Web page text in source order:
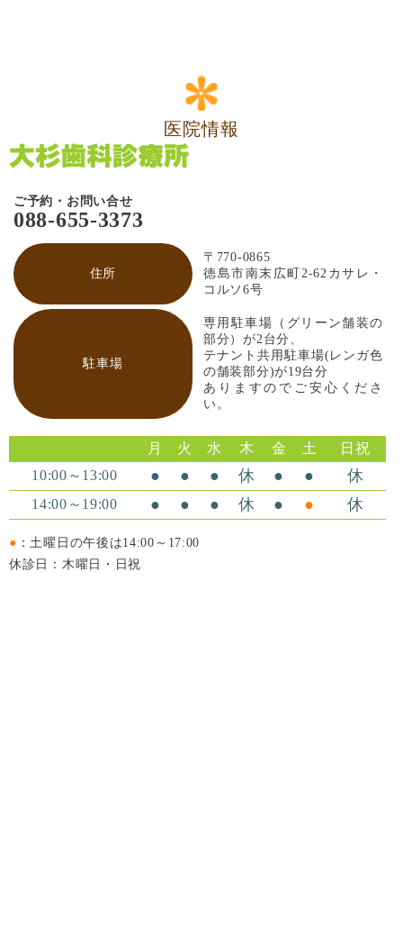
医院情報
ご予約・お問い合せ
088-655-3373
住所
〒770-0865
徳島市南末広町2-62カサレ・
コルソ6号
駐車場
専用駐車場（グリーン舗装の
部分）が2台分、
テナント共用駐車場(レンガ色
の舗装部分)が19台分
ありますのでご安心くださ
い。
月 火 水 木 金 土
日祝
10:00～13:00
● ● ● 休 ● ● 休
14:00～19:00 ● ● ● 休 ● ● 休
● ：土曜日の午後は14:00～17:00
休診日：木曜日・日祝